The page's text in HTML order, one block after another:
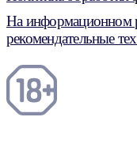
На информационном
рекомендательные